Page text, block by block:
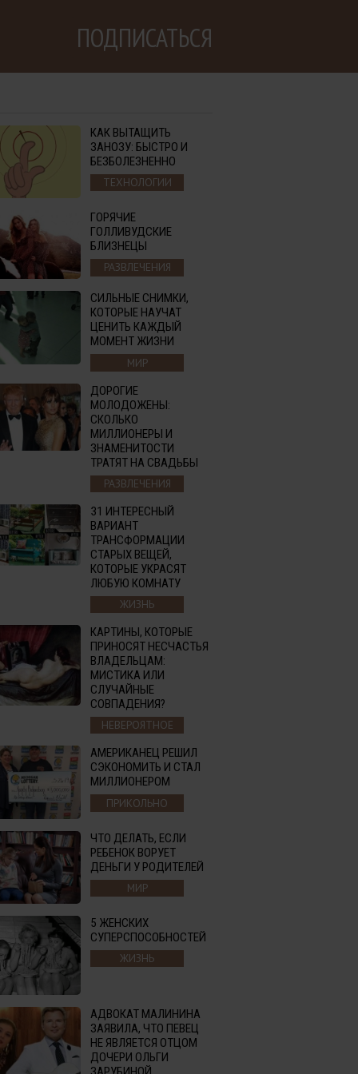
ПОДПИСАТЬСЯ
КАК ВЫТАЩИТЬ
ЗАНОЗУ: БЫСТРО И
БЕЗБОЛЕЗНЕННО
ТЕХНОЛОГИИ
ГОРЯЧИЕ
ГОЛЛИВУДСКИЕ
БЛИЗНЕЦЫ
РАЗВЛЕЧЕНИЯ
СИЛЬНЫЕ СНИМКИ,
КОТОРЫЕ НАУЧАТ
ЦЕНИТЬ КАЖДЫЙ
МОМЕНТ ЖИЗНИ
МИР
ДОРОГИЕ
МОЛОДОЖЕНЫ:
СКОЛЬКО
МИЛЛИОНЕРЫ И
ЗНАМЕНИТОСТИ
ТРАТЯТ НА СВАДЬБЫ
РАЗВЛЕЧЕНИЯ
31 ИНТЕРЕСНЫЙ
ВАРИАНТ
ТРАНСФОРМАЦИИ
СТАРЫХ ВЕЩЕЙ,
КОТОРЫЕ УКРАСЯТ
ЛЮБУЮ КОМНАТУ
ЖИЗНЬ
КАРТИНЫ, КОТОРЫЕ
ПРИНОСЯТ НЕСЧАСТЬЯ
ВЛАДЕЛЬЦАМ:
МИСТИКА ИЛИ
СЛУЧАЙНЫЕ
СОВПАДЕНИЯ?
НЕВЕРОЯТНОЕ
АМЕРИКАНЕЦ РЕШИЛ
СЭКОНОМИТЬ И СТАЛ
МИЛЛИОНЕРОМ
ПРИКОЛЬНО
ЧТО ДЕЛАТЬ, ЕСЛИ
РЕБЕНОК ВОРУЕТ
ДЕНЬГИ У РОДИТЕЛЕЙ
МИР
5 ЖЕНСКИХ
СУПЕРСПОСОБНОСТЕЙ
ЖИЗНЬ
АДВОКАТ МАЛИНИНА
ЗАЯВИЛА, ЧТО ПЕВЕЦ
НЕ ЯВЛЯЕТСЯ ОТЦОМ
ДОЧЕРИ ОЛЬГИ